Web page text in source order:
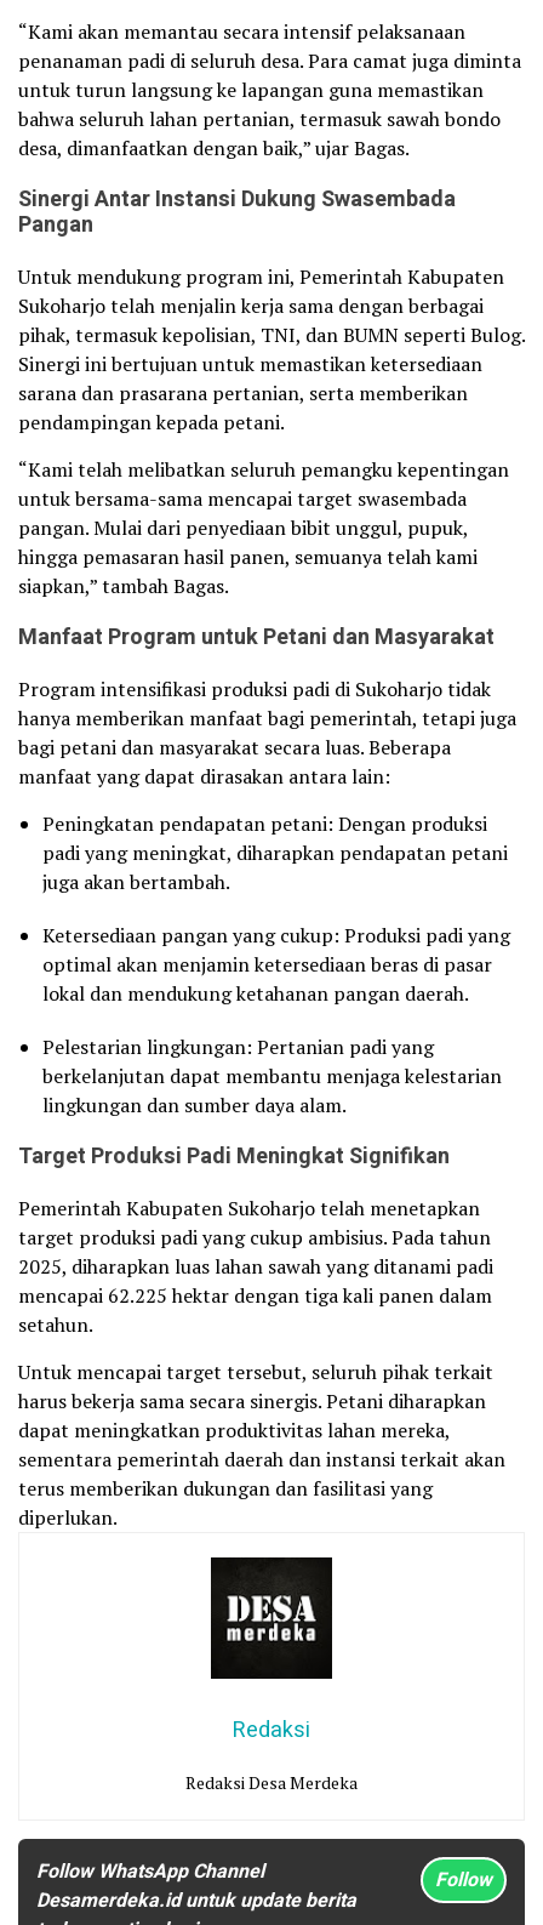
“Kami akan memantau secara intensif pelaksanaan
penanaman padi di seluruh desa. Para camat juga diminta
untuk turun langsung ke lapangan guna memastikan
bahwa seluruh lahan pertanian, termasuk sawah bondo
desa, dimanfaatkan dengan baik,” ujar Bagas.
Sinergi Antar Instansi Dukung Swasembada
Pangan
Untuk mendukung program ini, Pemerintah Kabupaten
Sukoharjo telah menjalin kerja sama dengan berbagai
pihak, termasuk kepolisian, TNI, dan BUMN seperti Bulog.
Sinergi ini bertujuan untuk memastikan ketersediaan
sarana dan prasarana pertanian, serta memberikan
pendampingan kepada petani.
“Kami telah melibatkan seluruh pemangku kepentingan
untuk bersama-sama mencapai target swasembada
pangan. Mulai dari penyediaan bibit unggul, pupuk,
hingga pemasaran hasil panen, semuanya telah kami
siapkan,” tambah Bagas.
Manfaat Program untuk Petani dan Masyarakat
Program intensifikasi produksi padi di Sukoharjo tidak
hanya memberikan manfaat bagi pemerintah, tetapi juga
bagi petani dan masyarakat secara luas. Beberapa
manfaat yang dapat dirasakan antara lain:
Peningkatan pendapatan petani: Dengan produksi
padi yang meningkat, diharapkan pendapatan petani
juga akan bertambah.
Ketersediaan pangan yang cukup: Produksi padi yang
optimal akan menjamin ketersediaan beras di pasar
lokal dan mendukung ketahanan pangan daerah.
Pelestarian lingkungan: Pertanian padi yang
berkelanjutan dapat membantu menjaga kelestarian
lingkungan dan sumber daya alam.
Target Produksi Padi Meningkat Signifikan
Pemerintah Kabupaten Sukoharjo telah menetapkan
target produksi padi yang cukup ambisius. Pada tahun
2025, diharapkan luas lahan sawah yang ditanami padi
mencapai 62.225 hektar dengan tiga kali panen dalam
setahun.
Untuk mencapai target tersebut, seluruh pihak terkait
harus bekerja sama secara sinergis. Petani diharapkan
dapat meningkatkan produktivitas lahan mereka,
sementara pemerintah daerah dan instansi terkait akan
terus memberikan dukungan dan fasilitasi yang
diperlukan.
Redaksi
Redaksi Desa Merdeka
Follow WhatsApp Channel
Desamerdeka.id untuk update berita
Follow